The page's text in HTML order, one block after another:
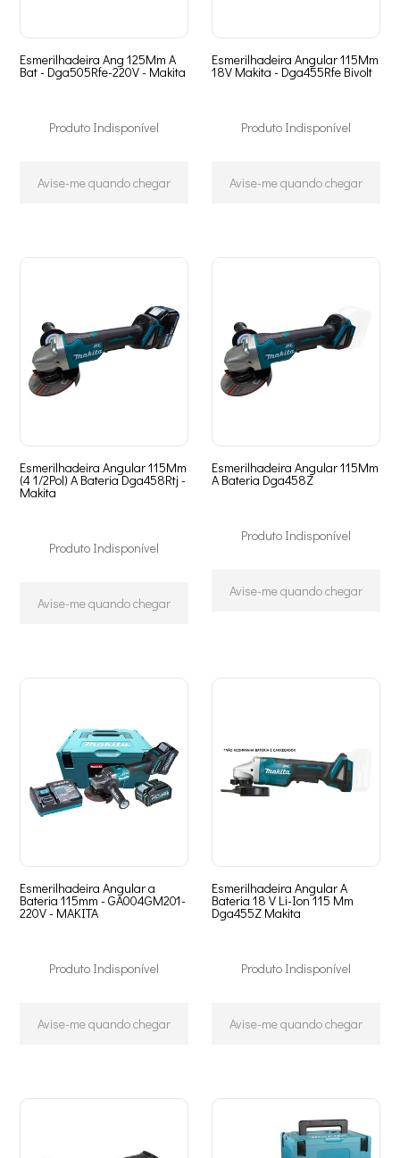
Esmerilhadeira Ang 125Mm A
Bat - Dga505Rfe-220V - Makita
Produto Indisponível
Avise-me quando chegar
Esmerilhadeira Angular 115Mm
18V Makita - Dga455Rfe Bivolt
Produto Indisponível
Avise-me quando chegar
Esmerilhadeira Angular 115Mm
(4 1/2Pol) A Bateria Dga458Rtj -
Makita
Produto Indisponível
Avise-me quando chegar
Esmerilhadeira Angular 115Mm
A Bateria Dga458Z
Produto Indisponível
Avise-me quando chegar
Esmerilhadeira Angular a
Bateria 115mm - GA004GM201-
220V - MAKITA
Produto Indisponível
Avise-me quando chegar
Esmerilhadeira Angular A
Bateria 18 V Li-Ion 115 Mm
Dga455Z Makita
Produto Indisponível
Avise-me quando chegar